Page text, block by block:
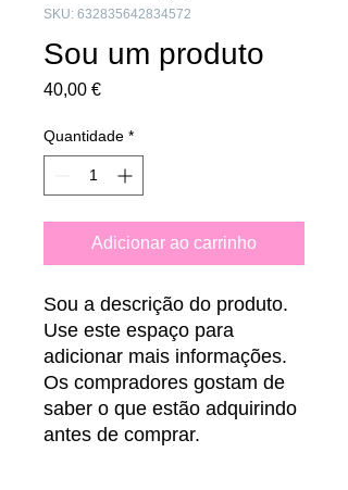
SKU: 632835642834572
Sou um produto
40,00 €Preço
Quantidade *
Adicionar ao carrinho
Sou a descrição do produto.
Use este espaço para
adicionar mais informações.
Os compradores gostam de
saber o que estão adquirindo
antes de comprar.